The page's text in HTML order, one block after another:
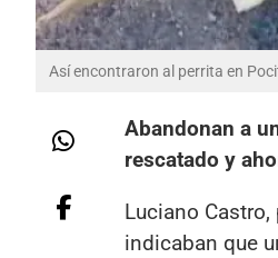
Así encontraron al perrita en
Abandonan a
rescatado y
Luciano
indicaban que